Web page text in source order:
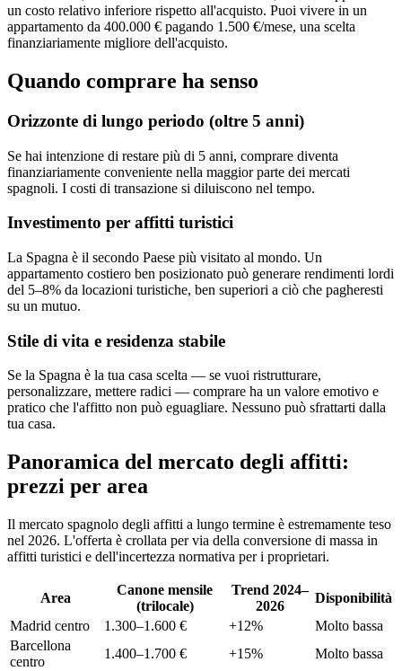
un costo relativo inferiore rispetto all'acquisto. Puoi vivere in un
appartamento da 400.000 € pagando 1.500 €/mese, una scelta
finanziariamente migliore dell'acquisto.
Quando comprare ha senso
Orizzonte di lungo periodo (oltre 5 anni)
Se hai intenzione di restare più di 5 anni, comprare diventa
finanziariamente conveniente nella maggior parte dei mercati
spagnoli. I costi di transazione si diluiscono nel tempo.
Investimento per affitti turistici
La Spagna è il secondo Paese più visitato al mondo. Un
appartamento costiero ben posizionato può generare rendimenti lordi
del 5–8% da locazioni turistiche, ben superiori a ciò che pagheresti
su un mutuo.
Stile di vita e residenza stabile
Se la Spagna è la tua casa scelta — se vuoi ristrutturare,
personalizzare, mettere radici — comprare ha un valore emotivo e
pratico che l'affitto non può eguagliare. Nessuno può sfrattarti dalla
tua casa.
Panoramica del mercato degli affitti:
prezzi per area
Il mercato spagnolo degli affitti a lungo termine è estremamente teso
nel 2026. L'offerta è crollata per via della conversione di massa in
affitti turistici e dell'incertezza normativa per i proprietari.
Area
Canone mensile
(trilocale)
Trend 2024–
2026
Disponibilità
Madrid centro
1.300–1.600 € +12%
Molto bassa
Barcellona
centro
1.400–1.700 € +15%
Molto bassa